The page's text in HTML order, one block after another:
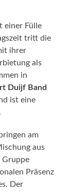
einer Fülle
tritt die
ihrer
als
in
Duijf Band
ist eine
am
aus
Gruppe
Präsenz
Der